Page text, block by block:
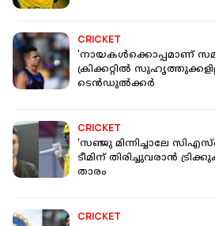
CRICKET
'നായകൾക്കൊപ്പമാണ്
ക്രിക്കറ്റിൽ
ടെൻഡുൽക്കർ
CRICKET
'സഞ്ജു മിന്നിച്ചാലേ
ടീമിന് തിരിച്ചുവരാൻ
താരം
CRICKET